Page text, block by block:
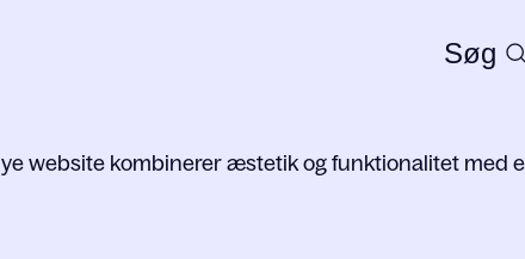
Søg
website kombinerer æstetik og funktionalitet med